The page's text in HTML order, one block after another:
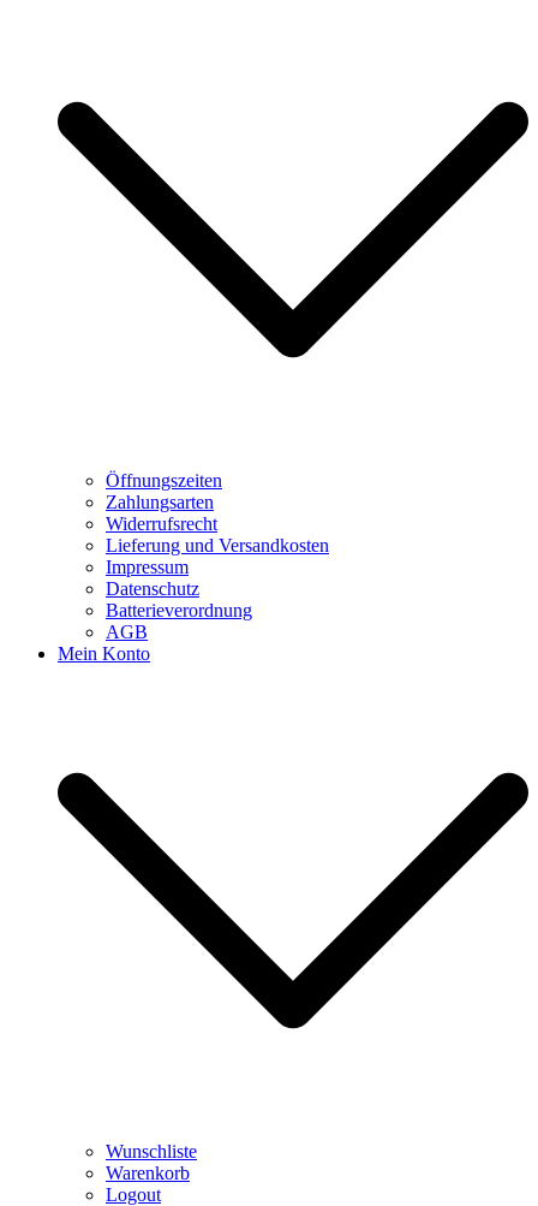
Öffnungszeiten
Zahlungsarten
Widerrufsrecht
Lieferung und Versandkosten
Impressum
Datenschutz
Batterieverordnung
AGB
Mein Konto
Wunschliste
Warenkorb
Logout